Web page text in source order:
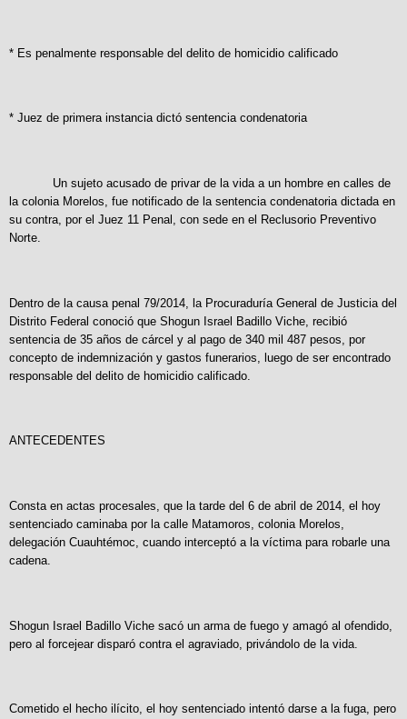
* Es penalmente responsable del delito de homicidio calificado
* Juez de primera instancia dictó sentencia condenatoria
Un sujeto acusado de privar de la vida a un hombre en calles de
la colonia Morelos, fue notificado de la sentencia condenatoria dictada en
su contra, por el Juez 11 Penal, con sede en el Reclusorio Preventivo
Norte.
Dentro de la causa penal 79/2014, la Procuraduría General de Justicia del
Distrito Federal conoció que Shogun Israel Badillo Viche, recibió
sentencia de 35 años de cárcel y al pago de 340 mil 487 pesos, por
concepto de indemnización y gastos funerarios, luego de ser encontrado
responsable del delito de homicidio calificado.
ANTECEDENTES
Consta en actas procesales, que la tarde del 6 de abril de 2014, el hoy
sentenciado caminaba por la calle Matamoros, colonia Morelos,
delegación Cuauhtémoc, cuando interceptó a la víctima para robarle una
cadena.
Shogun Israel Badillo Viche sacó un arma de fuego y amagó al ofendido,
pero al forcejear disparó contra el agraviado, privándolo de la vida.
Cometido el hecho ilícito, el hoy sentenciado intentó darse a la fuga, pero